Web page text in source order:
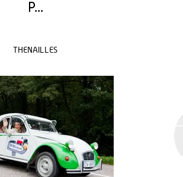
P...
THENAILLES